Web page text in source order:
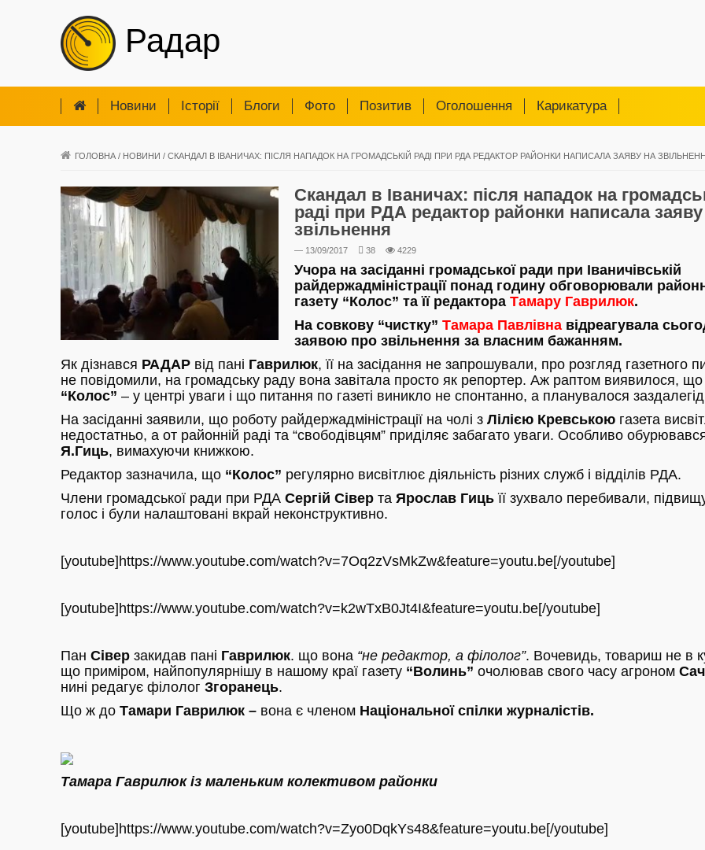
Радар
Новини Iсторії Блоги Фото Позитив Оголошення Карикатура
ГОЛОВНА / НОВИНИ / СКАНДАЛ В ІВАНИЧАХ: ПІСЛЯ НАПАДОК НА ГРОМАДСЬКІЙ РАДІ ПРИ РДА РЕДАКТОР РАЙОНКИ НАПИСАЛА ЗАЯВУ НА
Скандал в Іваничах: після нападок на
раді при РДА редактор районки написала
звільнення
— 13/09/2017 38 4229
Учора на засіданні громадської ради при Іваничівській
райдержадміністрації понад годину обговорювали
газету “Колос” та її редактора Тамару Гаврилюк.
На совкову “чистку” Тамара Павлівна відреагувала
заявою про звільнення за власним бажанням.
Як дізнався РАДАР від пані Гаврилюк, її на засідання не запрошували, про розгляд газетного
не повідомили, на громадську раду вона завітала просто як репортер. Аж раптом виявилося, що
“Колос” – у центрі уваги і що питання по газеті виникло не спонтанно, а планувалося
На засіданні заявили, що роботу райдержадміністрації на чолі з Лілією Кревською газета
недостатньо, а от районній раді та “свободівцям” приділяє забагато уваги. Особливо
Я.Гиць, вимахуючи книжкою.
Редактор зазначила, що “Колос” регулярно висвітлює діяльність різних служб і відділів РДА.
Члени громадської ради при РДА Сергій Сівер та Ярослав Гиць її зухвало перебивали,
голос і були налаштовані вкрай неконструктивно.
[youtube]https://www.youtube.com/watch?v=7Oq2zVsMkZw&feature=youtu.be[/youtube]
[youtube]https://www.youtube.com/watch?v=k2wTxB0Jt4I&feature=youtu.be[/youtube]
Пан Сівер закидав пані Гаврилюк. що вона “не редактор, а філолог”. Вочевидь, товариш не в
що приміром, найпопулярнішу в нашому краї газету “Волинь” очолював свого часу агроном
нині редагує філолог Згоранець.
Що ж до Тамари Гаврилюк – вона є членом Національної спілки журналістів.
Тамара Гаврилюк із маленьким колективом районки
[youtube]https://www.youtube.com/watch?v=Zyo0DqkYs48&feature=youtu.be[/youtube]